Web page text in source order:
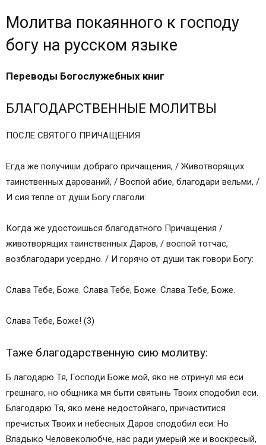
Молитва покаянного к господу
богу на русском языке
Переводы Богослужебных книг
БЛАГОДАРСТВЕННЫЕ МОЛИТВЫ
ПОСЛЕ СВЯТОГО ПРИЧАЩЕНИЯ
Егда же получиши добраго причащения, / Животворящих
таинственных дарований, / Воспой абие, благодари вельми, /
И сия тепле от души Богу глаголи:
Когда же удостоишься благодатного Причащения /
животворящих таинственных Даров, / воспой тотчас,
возблагодари усердно. / И горячо от души так говори Богу:
Слава Тебе, Боже. Слава Тебе, Боже. Слава Тебе, Боже.
Слава Тебе, Боже! (3)
Таже благодарственную сию молитву:
Б лагодарю Тя, Господи Боже мой, яко не отринул мя еси
грешнаго, но общника мя быти святынь Твоих сподобил еси.
Благодарю Тя, яко мене недостойнаго, причаститися
пречистых Твоих и небесных Даров сподобил еси. Но
Владыко Человеколюбче, нас ради умерый же и воскресый,